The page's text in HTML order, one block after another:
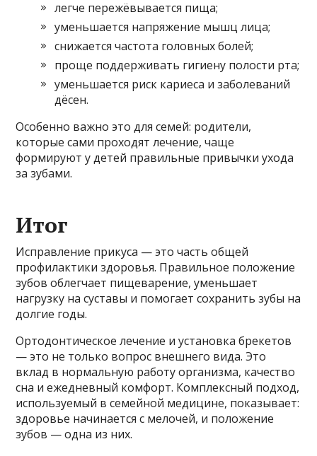
легче пережёвывается пища;
уменьшается напряжение мышц лица;
снижается частота головных болей;
проще поддерживать гигиену полости рта;
уменьшается риск кариеса и заболеваний
дёсен.
Особенно важно это для семей: родители,
которые сами проходят лечение, чаще
формируют у детей правильные привычки ухода
за зубами.
Итог
Исправление прикуса — это часть общей
профилактики здоровья. Правильное положение
зубов облегчает пищеварение, уменьшает
нагрузку на суставы и помогает сохранить зубы на
долгие годы.
Ортодонтическое лечение и установка брекетов
— это не только вопрос внешнего вида. Это
вклад в нормальную работу организма, качество
сна и ежедневный комфорт. Комплексный подход,
используемый в семейной медицине, показывает:
здоровье начинается с мелочей, и положение
зубов — одна из них.